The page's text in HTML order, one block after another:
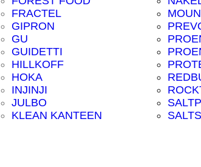
FRACTEL
GIPRON
GU
GUIDETTI
HILLKOFF
HOKA
INJINJI
JULBO
KLEAN KANTEEN